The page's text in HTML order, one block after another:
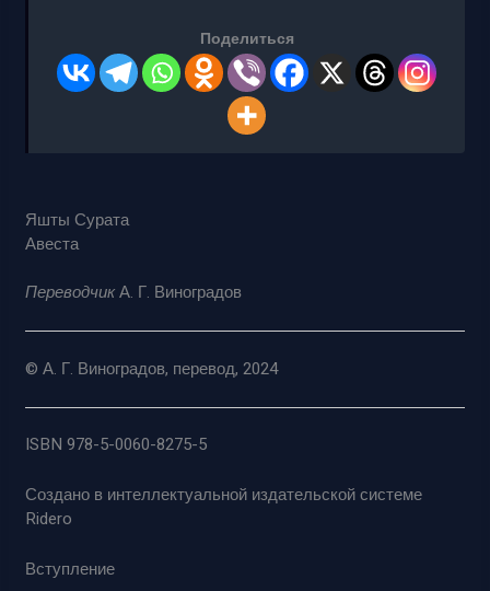
Поделиться
Яшты Сурата
Авеста
ПереводчикА. Г. Виноградов
© А. Г. Виноградов, перевод, 2024
ISBN 978-5-0060-8275-5
Создано в интеллектуальной издательской системе
Ridero
Вступление